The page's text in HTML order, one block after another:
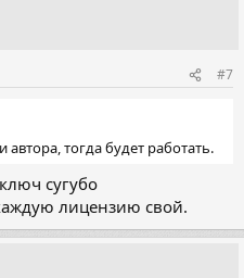
#7
тогда будет работать.
сугубо
лицензию свой.